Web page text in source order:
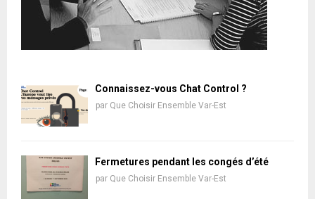
Connaissez-vous Chat Control ?
par Que Choisir Ensemble Var-Est
Fermetures pendant les congés d’été
par Que Choisir Ensemble Var-Est